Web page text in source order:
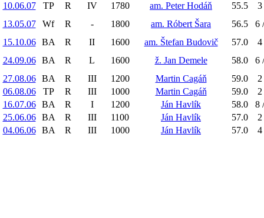
10.06.07
TP R IV 1780 am. Peter Hodáň 55.5
3
13.05.07
Wf R - 1800 am. Róbert Šara 56.5
6
15.10.06
BA R II 1600 am. Štefan Budovič 57.0
4
24.09.06
BA R L 1600 ž. Jan Demele 58.0
6
27.08.06
BA R III 1200 Martin Cagáň 59.0
06.08.06
TP R III 1000 Martin Cagáň 59.0
16.07.06
BA R I 1200 Ján Havlík 58.0
8
25.06.06
BA R III 1100 Ján Havlík 57.0
04.06.06
BA R III 1000 Ján Havlík 57.0 4